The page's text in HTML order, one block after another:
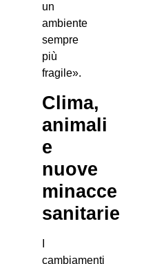
un
ambiente
sempre
più
fragile».
Clima,
animali
e
nuove
minacce
sanitarie
cambiamenti